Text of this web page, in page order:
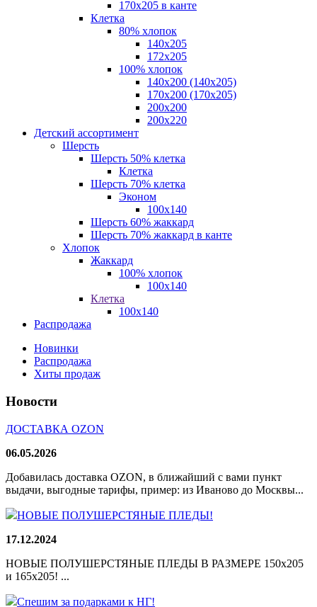
170х205 в канте
Клетка
80% хлопок
140x205
172х205
100% хлопок
140x200 (140х205)
170x200 (170х205)
200х200
200х220
Детский ассортимент
Шерсть
Шерсть 50% клетка
Клетка
Шерсть 70% клетка
Эконом
100x140
Шерсть 60% жаккард
Шерсть 70% жаккард в канте
Хлопок
Жаккард
100% хлопок
100x140
Клетка
100х140
Распродажа
Новинки
Распродажа
Хиты продаж
Новости
ДОСТАВКА OZON
06.05.2026
Добавилась доставка OZON, в ближайший с вами пункт
выдачи, выгодные тарифы, пример: из Иваново до Москвы...
НОВЫЕ ПОЛУШЕРСТЯНЫЕ ПЛЕДЫ!
17.12.2024
НОВЫЕ ПОЛУШЕРСТЯНЫЕ ПЛЕДЫ В РАЗМЕРЕ 150х205
и 165х205! ...
Спешим за подарками к НГ!